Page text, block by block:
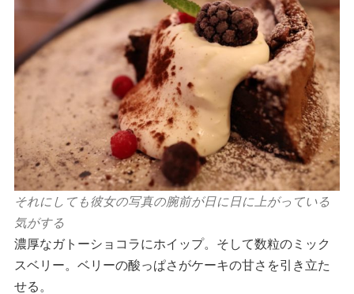
それにしても彼女の写真の腕前が日に日に上がっている
気がする
濃厚なガトーショコラにホイップ。そして数粒のミック
スベリー。ベリーの酸っぱさがケーキの甘さを引き立た
せる。